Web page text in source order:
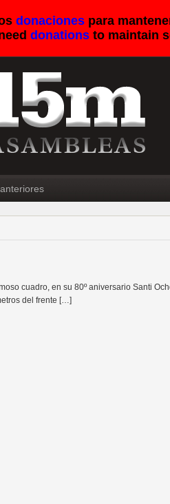
donacionespara
donationsto maintain
cuadro, en su 80º aniversario Santi
del frente […]